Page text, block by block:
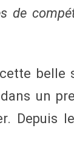
de
belle
un
Depuis